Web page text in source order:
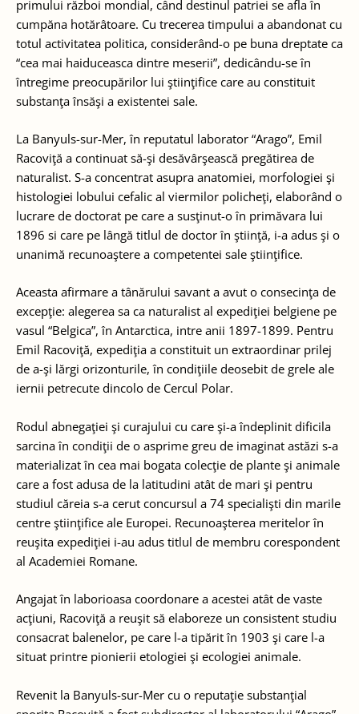
primului război mondial, când destinul patriei se afla în
cumpăna hotărâtoare. Cu trecerea timpului a abandonat cu
totul activitatea politica, considerând-o pe buna dreptate ca
“cea mai haiduceasca dintre meserii”, dedicându-se în
întregime preocupărilor lui ştiinţifice care au constituit
substanţa însăşi a existentei sale.
La Banyuls-sur-Mer, în reputatul laborator “Arago”, Emil
Racoviţă a continuat să-şi desăvârşească pregătirea de
naturalist. S-a concentrat asupra anatomiei, morfologiei şi
histologiei lobului cefalic al viermilor policheţi, elaborând o
lucrare de doctorat pe care a susţinut-o în primăvara lui
1896 si care pe lângă titlul de doctor în ştiinţă, i-a adus şi o
unanimă recunoaştere a competentei sale ştiinţifice.
Aceasta afirmare a tânărului savant a avut o consecinţa de
excepţie: alegerea sa ca naturalist al expediţiei belgiene pe
vasul “Belgica”, în Antarctica, intre anii 1897-1899. Pentru
Emil Racoviţă, expediţia a constituit un extraordinar prilej
de a-şi lărgi orizonturile, în condiţiile deosebit de grele ale
iernii petrecute dincolo de Cercul Polar.
Rodul abnegaţiei şi curajului cu care şi-a îndeplinit dificila
sarcina în condiţii de o asprime greu de imaginat astăzi s-a
materializat în cea mai bogata colecţie de plante şi animale
care a fost adusa de la latitudini atât de mari şi pentru
studiul căreia s-a cerut concursul a 74 specialişti din marile
centre ştiinţifice ale Europei. Recunoaşterea meritelor în
reuşita expediţiei i-au adus titlul de membru corespondent
al Academiei Romane.
Angajat în laborioasa coordonare a acestei atât de vaste
acţiuni, Racoviţă a reuşit să elaboreze un consistent studiu
consacrat balenelor, pe care l-a tipărit în 1903 şi care l-a
situat printre pionierii etologiei şi ecologiei animale.
Revenit la Banyuls-sur-Mer cu o reputaţie substanţial